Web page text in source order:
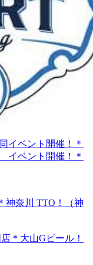
イベント開催！＊
イベント開催！＊
神奈川 TTO！（神
＊大山Gビール！